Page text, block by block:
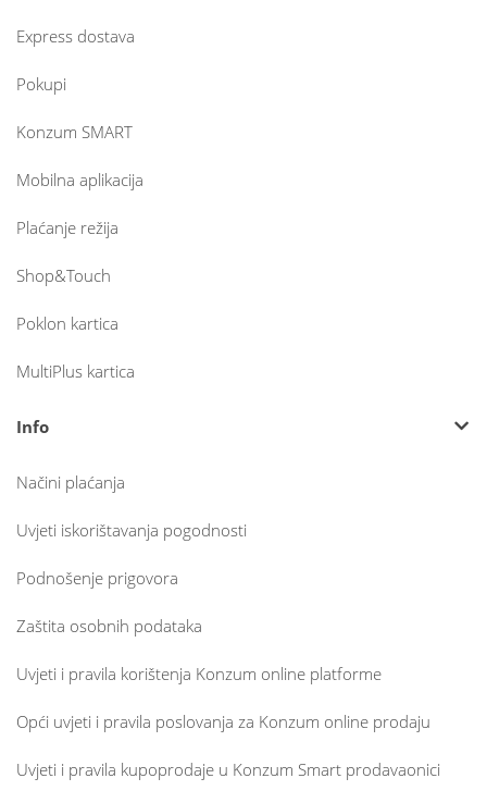
Express dostava
Pokupi
Konzum SMART
Mobilna aplikacija
Plaćanje režija
Shop&Touch
Poklon kartica
MultiPlus kartica
Info
Načini plaćanja
Uvjeti iskorištavanja pogodnosti
Podnošenje prigovora
Zaštita osobnih podataka
Uvjeti i pravila korištenja Konzum online platforme
Opći uvjeti i pravila poslovanja za Konzum online prodaju
Uvjeti i pravila kupoprodaje u Konzum Smart prodavaonici